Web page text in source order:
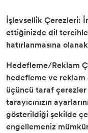
İşlevsellik Çerezleri:
ettiğinizde dil
hatırlanmasına
Hedefleme/Reklam
hedefleme ve
üçüncü taraf
tarayıcınızın
gösterildiği şekilde
engellemeniz